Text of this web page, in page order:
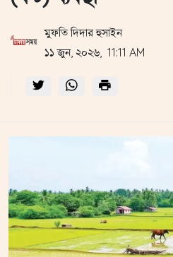
মুফতি দিদার হুসাইন
১১ জুন, ২০২৬, 11:11 AM